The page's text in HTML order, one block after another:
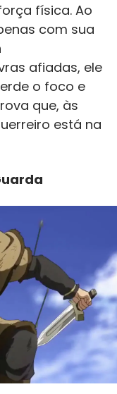
física. Ao
com sua
afiadas, ele
o foco e
que, às
está na